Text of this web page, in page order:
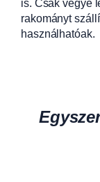
is. Csak vegye
rakományt
használhatóak.